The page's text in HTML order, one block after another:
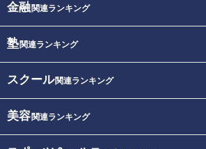
金融関連ランキング
塾関連ランキング
スクール関連ランキング
美容関連ランキング